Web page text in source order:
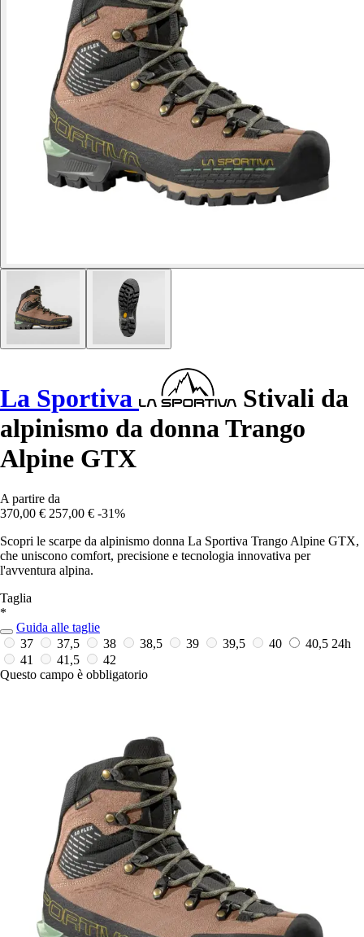
La Sportiva
Stivali da
alpinismo da donna Trango
Alpine GTX
A partire da
370,00 € 257,00 € -31%
Scopri le scarpe da alpinismo donna La Sportiva Trango Alpine GTX,
che uniscono comfort, precisione e tecnologia innovativa per
l'avventura alpina.
Taglia
*
Guida alle taglie
37
37,5 38 38,5 39 39,5 40 40,5 24h
41
41,5
42
Questo campo è obbligatorio